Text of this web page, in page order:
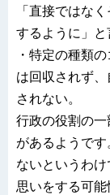
「直接ではな
するように」と
・特定の種類
は回収されず
されない。
行政の役割の
があるようで
ないというわ
思いをする可能